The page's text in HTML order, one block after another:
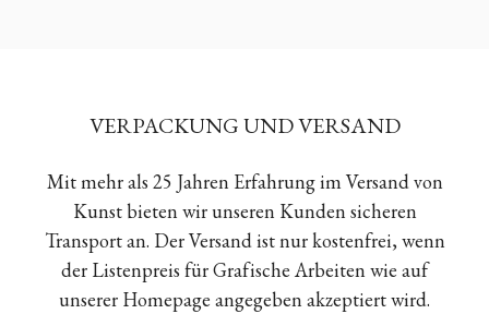
VERPACKUNG UND VERSAND
Mit mehr als 25 Jahren Erfahrung im Versand von
Kunst bieten wir unseren Kunden sicheren
Transport an. Der Versand ist nur kostenfrei, wenn
der Listenpreis für Grafische Arbeiten wie auf
unserer Homepage angegeben akzeptiert wird.